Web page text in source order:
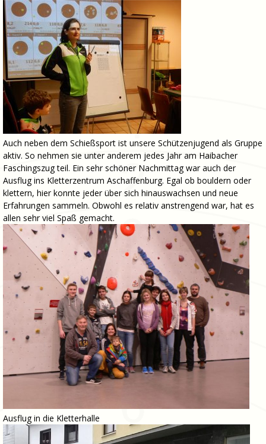
Auch neben dem Schießsport ist unsere Schützenjugend als Gruppe
aktiv. So nehmen sie unter anderem jedes Jahr am Haibacher
Faschingszug teil. Ein sehr schöner Nachmittag war auch der
Ausflug ins Kletterzentrum Aschaffenburg. Egal ob bouldern oder
klettern, hier konnte jeder über sich hinauswachsen und neue
Erfahrungen sammeln. Obwohl es relativ anstrengend war, hat es
allen sehr viel Spaß gemacht.
Ausflug in die Kletterhalle